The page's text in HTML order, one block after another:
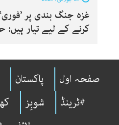
غزہ جنگ بندی پر
کرنے کے لیے تیار ہیں:
صفحہ اول پاکستان
#ٹرینڈ
شوبِز